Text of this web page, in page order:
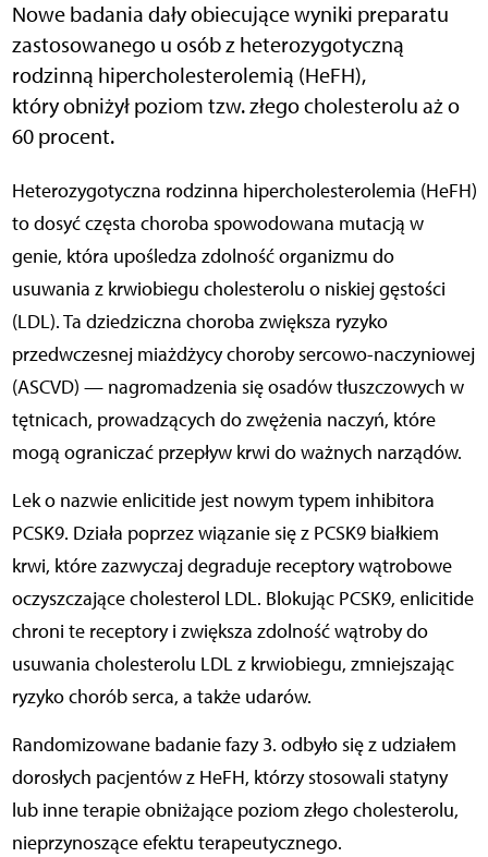
Nowe badania dały obiecujące wyniki preparatu
zastosowanego u osób z heterozygotyczną
rodzinną hipercholesterolemią (HeFH),
który obniżył poziom tzw. złego cholesterolu aż o
60 procent.
Heterozygotyczna rodzinna hipercholesterolemia (HeFH)
to dosyć częsta choroba spowodowana mutacją w
genie, która upośledza zdolność organizmu do
usuwania z krwiobiegu cholesterolu o niskiej gęstości
(LDL). Ta dziedziczna choroba zwiększa ryzyko
przedwczesnej miażdżycy choroby sercowo-naczyniowej
(ASCVD) — nagromadzenia się osadów tłuszczowych w
tętnicach, prowadzących do zwężenia naczyń, które
mogą ograniczać przepływ krwi do ważnych narządów.
Lek o nazwie enlicitide jest nowym typem inhibitora
PCSK9. Działa poprzez wiązanie się z PCSK9 białkiem
krwi, które zazwyczaj degraduje receptory wątrobowe
oczyszczające cholesterol LDL. Blokując PCSK9, enlicitide
chroni te receptory i zwiększa zdolność wątroby do
usuwania cholesterolu LDL z krwiobiegu, zmniejszając
ryzyko chorób serca, a także udarów.
Randomizowane badanie fazy 3. odbyło się z udziałem
dorosłych pacjentów z HeFH, którzy stosowali statyny
lub inne terapie obniżające poziom złego cholesterolu,
nieprzynoszące efektu terapeutycznego.